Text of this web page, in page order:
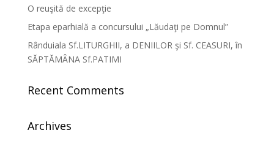
O reuşită de excepţie
Etapa eparhială a concursului „Lăudaţi pe Domnul”
Rânduiala Sf.LITURGHII, a DENIILOR şi Sf. CEASURI, în
SĂPTĂMÂNA Sf.PATIMI
Recent Comments
Archives